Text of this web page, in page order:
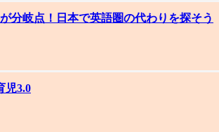
分岐点！日本で英語圏の代わりを探そう
児3.0